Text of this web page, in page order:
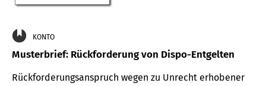
KONTO
Musterbrief: Rückforderung von Dispo-Entgelten
Rückforderungsanspruch wegen zu Unrecht erhobener